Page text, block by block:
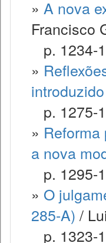
» A nova
Francisco
p. 1234-
»
p. 1275-
»
a nova
p. 1295-
» O
285-A) /
p. 1323-